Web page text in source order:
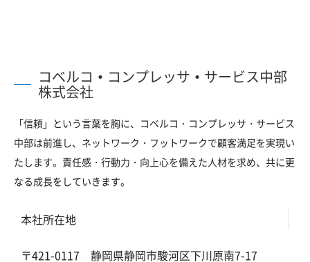
コベルコ・コンプレッサ・サービス中部
株式会社
「信頼」という言葉を胸に、コベルコ・コンプレッサ・サービス
中部は前進し、ネットワーク・フットワークで顧客満足を実現い
たします。責任感・行動力・向上心を備えた人材を求め、共に更
なる成長をしていきます。
本社所在地
〒421-0117 静岡県静岡市駿河区下川原南7-17